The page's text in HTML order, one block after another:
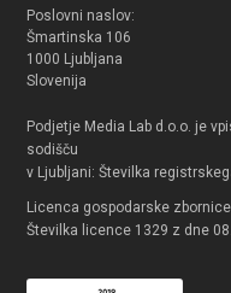
Poslovni naslov:
Šmartinska 106
1000 Ljubljana
Slovenija
Podjetje Media Lab d.o.o. je
sodišču
v Ljubljani: Številka
Licenca gospodarske
Številka licence 1329 z dne